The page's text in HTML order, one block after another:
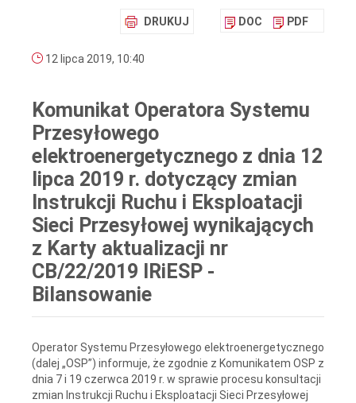
DRUKUJ DOC PDF
12 lipca 2019, 10:40
Komunikat Operatora Systemu
Przesyłowego
elektroenergetycznego z dnia 12
lipca 2019 r. dotyczący zmian
Instrukcji Ruchu i Eksploatacji
Sieci Przesyłowej wynikających
z Karty aktualizacji nr
CB/22/2019 IRiESP -
Bilansowanie
Operator Systemu Przesyłowego elektroenergetycznego
(dalej „OSP”) informuje, że zgodnie z Komunikatem OSP z
dnia 7 i 19 czerwca 2019 r. w sprawie procesu konsultacji
zmian Instrukcji Ruchu i Eksploatacji Sieci Przesyłowej